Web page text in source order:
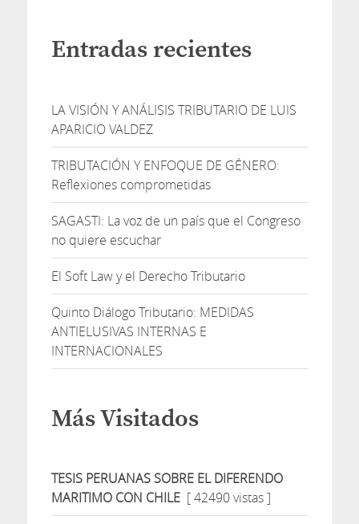
Entradas recientes
LA VISIÓN Y ANÁLISIS TRIBUTARIO DE LUIS
APARICIO VALDEZ
TRIBUTACIÓN Y ENFOQUE DE GÉNERO:
Reflexiones comprometidas
SAGASTI: La voz de un país que el Congreso
no quiere escuchar
El Soft Law y el Derecho Tributario
Quinto Diálogo Tributario: MEDIDAS
ANTIELUSIVAS INTERNAS E
INTERNACIONALES
Más Visitados
TESIS PERUANAS SOBRE EL DIFERENDO
MARITIMO CON CHILE[ 42490 vistas ]